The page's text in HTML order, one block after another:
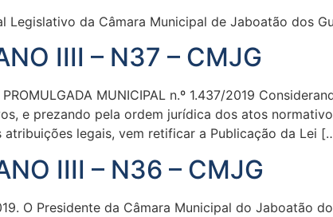
da Câmara Municipal de Jaboatão dos
IIII – N37 – CMJG
PROMULGADA MUNICIPAL n.º 1.437/2019
e prezando pela ordem jurídica dos atos
legais, vem retificar a Publicação da Lei
IIII – N36 – CMJG
O Presidente da Câmara Municipal do Jaboatão